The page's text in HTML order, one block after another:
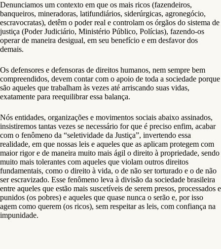
Denunciamos um contexto em que os mais ricos (fazendeiros,
banqueiros, mineradoras, latifundiários, siderúrgicas, agronegócio,
escravocratas), detêm o poder real e controlam os órgãos do sistema de
justiça (Poder Judiciário, Ministério Público, Polícias), fazendo-os
operar de maneira desigual, em seu benefício e em desfavor dos
demais.
Os defensores e defensoras de direitos humanos, nem sempre bem
compreendidos, devem contar com o apoio de toda a sociedade porque
são aqueles que trabalham às vezes até arriscando suas vidas,
exatamente para reequilibrar essa balança.
Nós entidades, organizações e movimentos sociais abaixo assinados,
insistiremos tantas vezes se necessário for que é preciso enfim, acabar
com o fenômeno da “seletividade da Justiça”, invertendo essa
realidade, em que nossas leis e aqueles que as aplicam protegem com
maior rigor e de maneira muito mais ágil o direito à propriedade, sendo
muito mais tolerantes com aqueles que violam outros direitos
fundamentais, como o direito à vida, o de não ser torturado e o de não
ser escravizado. Esse fenômeno leva à divisão da sociedade brasileira
entre aqueles que estão mais suscetíveis de serem presos, processados e
punidos (os pobres) e aqueles que quase nunca o serão e, por isso
agem como querem (os ricos), sem respeitar as leis, com confiança na
impunidade.